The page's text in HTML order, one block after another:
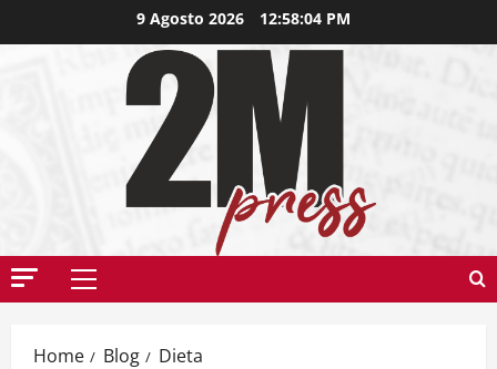
9 Agosto 2026 12:58:05 PM
Home Blog Dieta